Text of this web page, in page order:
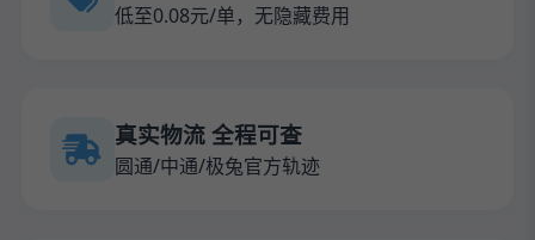
低至0.08元/单，无隐藏费用
真实物流 全程可查
圆通/中通/极兔官方轨迹